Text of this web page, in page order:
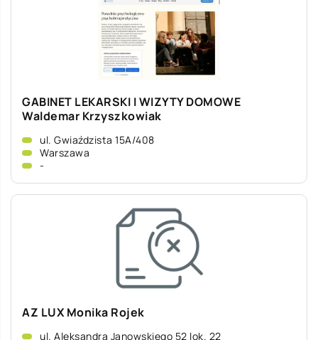
GABINET LEKARSKI I WIZYTY DOMOWE
Waldemar Krzyszkowiak
ul. Gwiaździsta 15A/408
Warszawa
-
AZ LUX Monika Rojek
ul. Aleksandra Janowskiego 52 lok. 22